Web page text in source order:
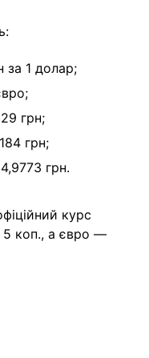
1 долар;
грн;
грн;
грн.
курс
5 коп., а євро —